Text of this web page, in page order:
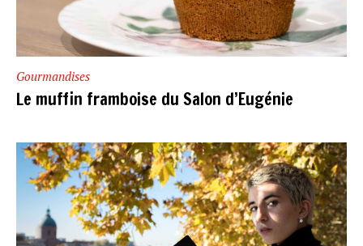
Gourmandises
Le muffin framboise du Salon d’Eugénie